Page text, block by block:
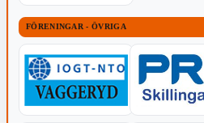
FÖRENINGAR - ÖVRIGA